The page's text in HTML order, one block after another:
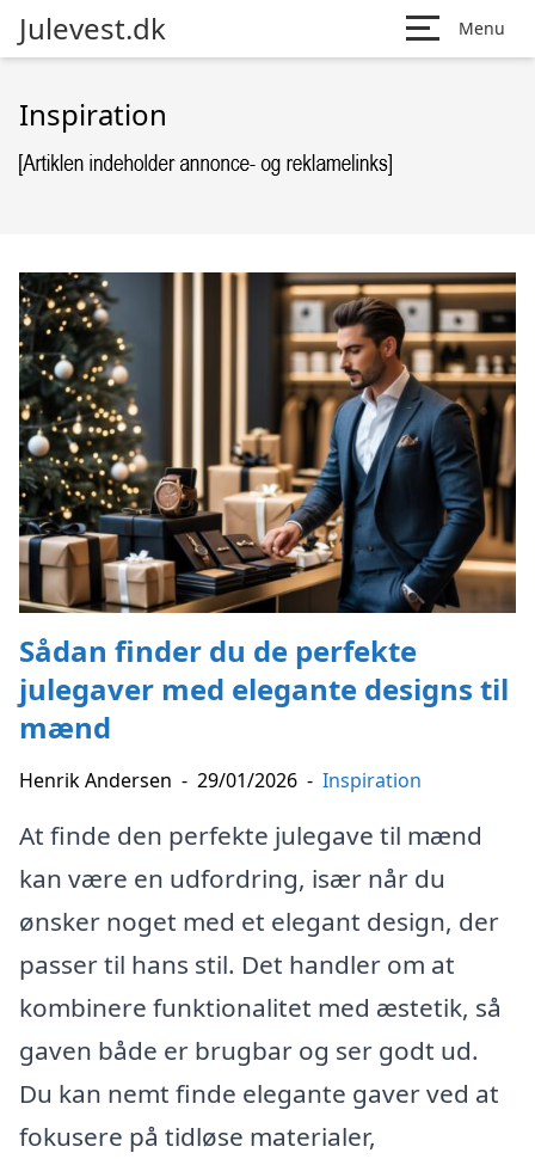
Julevest.dk Menu
Inspiration
Sådan finder du de perfekte
julegaver med elegante designs til
mænd
Henrik Andersen - 29/01/2026 - Inspiration
At finde den perfekte julegave til mænd
kan være en udfordring, især når du
ønsker noget med et elegant design, der
passer til hans stil. Det handler om at
kombinere funktionalitet med æstetik, så
gaven både er brugbar og ser godt ud.
Du kan nemt finde elegante gaver ved at
fokusere på tidløse materialer,